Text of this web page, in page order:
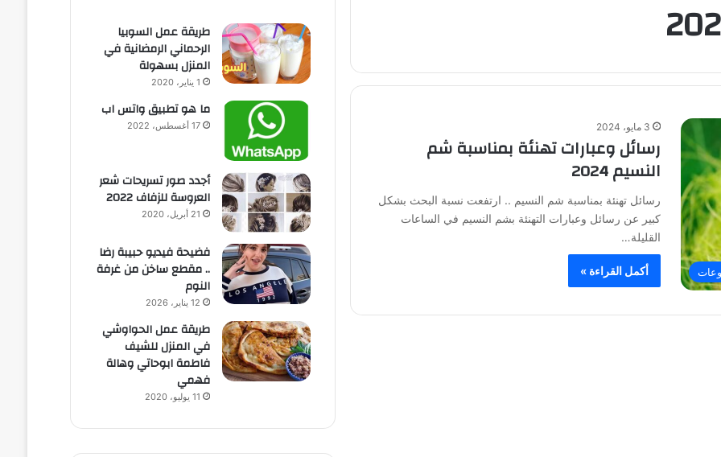
3 مايو، 2024
رسائل وعبارات تهنئة بمناسبة شم
النسيم 2024
رسائل تهنئة بمناسبة شم النسيم .. ارتفعت نسبة البحث بشكل
كبير عن رسائل وعبارات التهنئة بشم النسيم في الساعات
القليلة…
أكمل القراءة »
طريقة عمل السوبيا
الرحماني الرمضانية في
المنزل بسهولة
1 يناير، 2020
ما هو تطبيق واتس اب
17 أغسطس، 2022
أجدد صور تسريحات شعر
العروسة للزفاف 2022
21 أبريل، 2020
فضيحة فيديو حبيبة رضا
.. مقطع ساخن من غرفة
النوم
12 يناير، 2026
طريقة عمل الحواوشي
في المنزل للشيف
فاطمة ابوحاتي وهالة
فهمي
11 يوليو، 2020